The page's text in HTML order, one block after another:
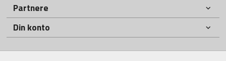
Partnere
Din konto